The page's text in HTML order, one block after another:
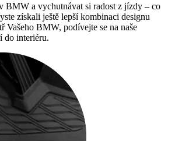
BMW a vychutnávat si radost z jízdy – co
získali ještě lepší kombinaci designu
Vašeho BMW, podívejte se na naše
do interiéru.